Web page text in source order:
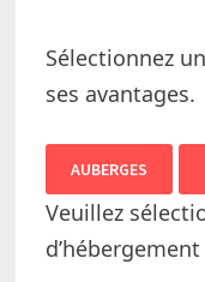
Sélectionnez
ses avantages.
AUBERGES
Veuillez